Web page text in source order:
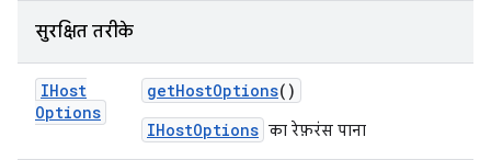
सुरक्षित तरीके
IHost
Options
getHostOptions()
IHostOptions का रेफ़रंस पाना